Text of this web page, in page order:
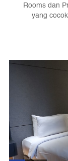
Rooms dan
yang